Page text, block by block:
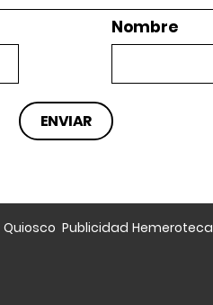
Nombre
Quiosco Publicidad Hemeroteca